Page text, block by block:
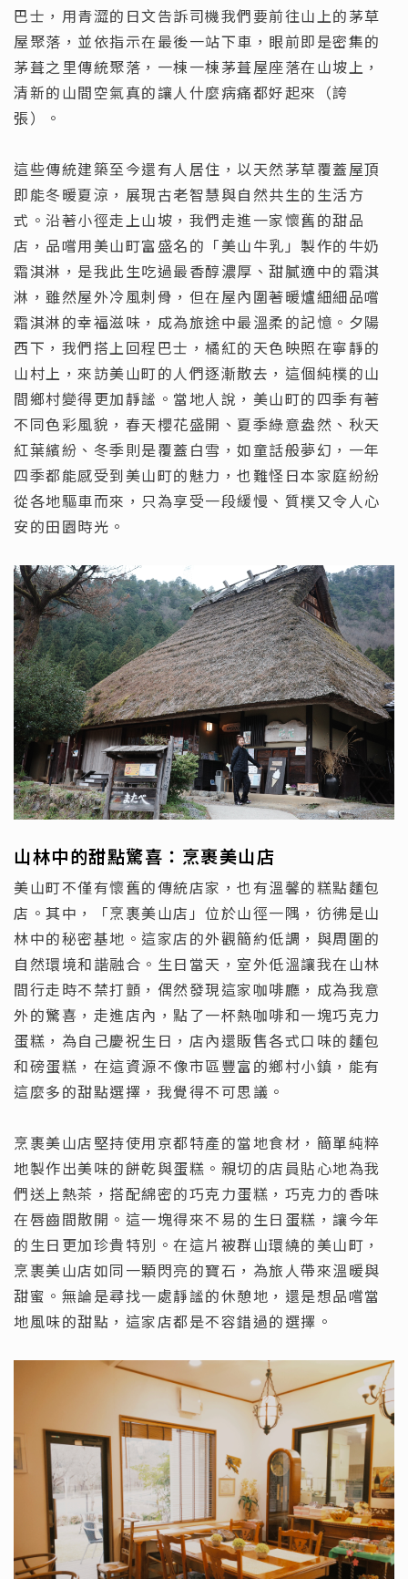
巴士，用青澀的日文告訴司機我們要前往山上的茅草
屋聚落，並依指示在最後一站下車，眼前即是密集的
茅葺之里傳統聚落，一棟一棟茅葺屋座落在山坡上，
清新的山間空氣真的讓人什麼病痛都好起來（誇
張）。
這些傳統建築至今還有人居住，以天然茅草覆蓋屋頂
即能冬暖夏涼，展現古老智慧與自然共生的生活方
式。沿著小徑走上山坡，我們走進一家懷舊的甜品
店，品嚐用美山町富盛名的「美山牛乳」製作的牛奶
霜淇淋，是我此生吃過最香醇濃厚、甜膩適中的霜淇
淋，雖然屋外冷風刺骨，但在屋內圍著暖爐細細品嚐
霜淇淋的幸福滋味，成為旅途中最溫柔的記憶。夕陽
西下，我們搭上回程巴士，橘紅的天色映照在寧靜的
山村上，來訪美山町的人們逐漸散去，這個純樸的山
間鄉村變得更加靜謐。當地人說，美山町的四季有著
不同色彩風貌，春天櫻花盛開、夏季綠意盎然、秋天
紅葉繽紛、冬季則是覆蓋白雪，如童話般夢幻，一年
四季都能感受到美山町的魅力，也難怪日本家庭紛紛
從各地驅車而來，只為享受一段緩慢、質樸又令人心
安的田園時光。
山林中的甜點驚喜：烹裹美山店
美山町不僅有懷舊的傳統店家，也有溫馨的糕點麵包
店。其中，「烹裹美山店」位於山徑一隅，彷彿是山
林中的秘密基地。這家店的外觀簡約低調，與周圍的
自然環境和諧融合。生日當天，室外低溫讓我在山林
間行走時不禁打顫，偶然發現這家咖啡廳，成為我意
外的驚喜，走進店內，點了一杯熱咖啡和一塊巧克力
蛋糕，為自己慶祝生日，店內還販售各式口味的麵包
和磅蛋糕，在這資源不像市區豐富的鄉村小鎮，能有
這麼多的甜點選擇，我覺得不可思議。
烹裹美山店堅持使用京都特產的當地食材，簡單純粹
地製作出美味的餅乾與蛋糕。親切的店員貼心地為我
們送上熱茶，搭配綿密的巧克力蛋糕，巧克力的香味
在唇齒間散開。這一塊得來不易的生日蛋糕，讓今年
的生日更加珍貴特別。在這片被群山環繞的美山町，
烹裹美山店如同一顆閃亮的寶石，為旅人帶來溫暖與
甜蜜。無論是尋找一處靜謐的休憩地，還是想品嚐當
地風味的甜點，這家店都是不容錯過的選擇。